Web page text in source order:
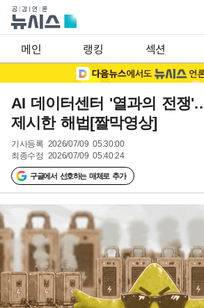
메인 랭킹 섹션
AI 데이터센터 '열과의 전쟁
제시한 해법[짤막영상]
기사등록 2026/07/09 05:30:00
최종수정 2026/07/09 05:40:24
구글에서 선호하는 매체로 추가